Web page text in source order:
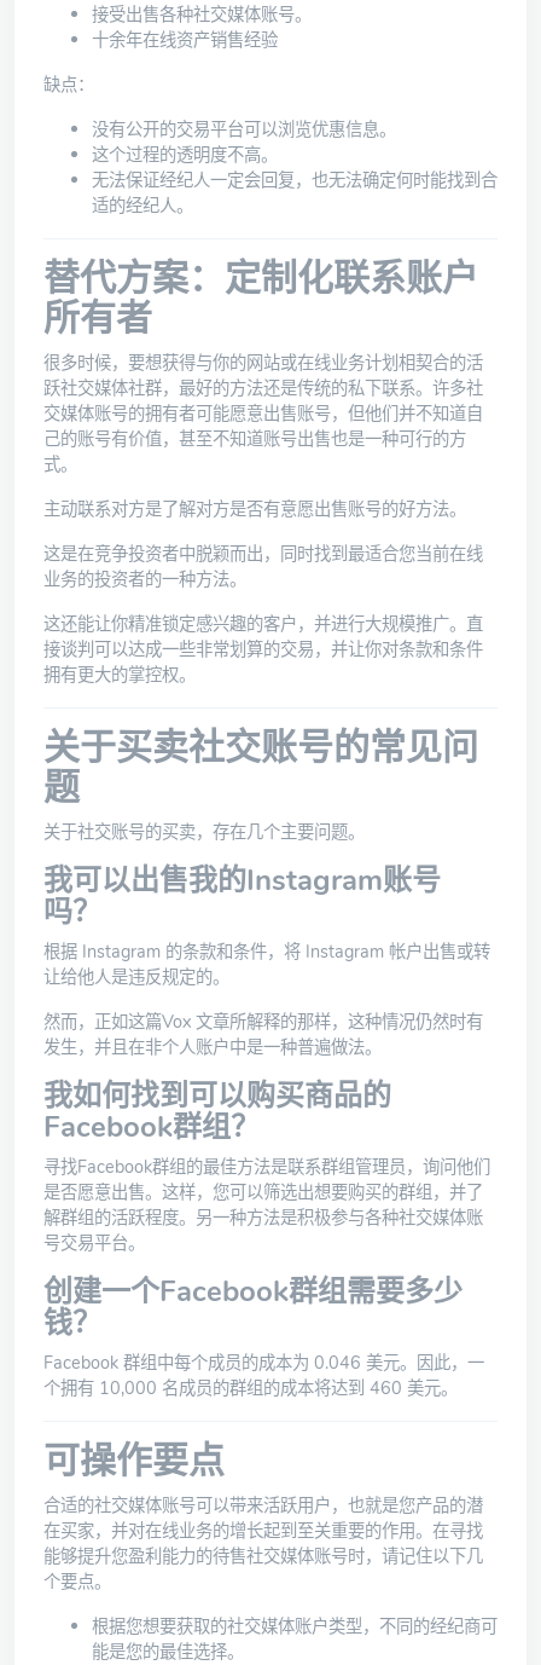
接受出售各种社交媒体账号。
十余年在线资产销售经验
缺点：
没有公开的交易平台可以浏览优惠信息。
这个过程的透明度不高。
无法保证经纪人一定会回复，也无法确定何时能找到合
适的经纪人。
替代方案：定制化联系账户
所有者
很多时候，要想获得与你的网站或在线业务计划相契合的活
跃社交媒体社群，最好的方法还是传统的私下联系。许多社
交媒体账号的拥有者可能愿意出售账号，但他们并不知道自
己的账号有价值，甚至不知道账号出售也是一种可行的方
式。
主动联系对方是了解对方是否有意愿出售账号的好方法。
这是在竞争投资者中脱颖而出，同时找到最适合您当前在线
业务的投资者的一种方法。
这还能让你精准锁定感兴趣的客户，并进行大规模推广。直
接谈判可以达成一些非常划算的交易，并让你对条款和条件
拥有更大的掌控权。
关于买卖社交账号的常见问
题
关于社交账号的买卖，存在几个主要问题。
我可以出售我的Instagram账号
吗？
根据 Instagram 的条款和条件，将 Instagram 帐户出售或转
让给他人是违反规定的。
然而，正如这篇Vox 文章所解释的那样，这种情况仍然时有
发生，并且在非个人账户中是一种普遍做法。
我如何找到可以购买商品的
Facebook群组？
寻找Facebook群组的最佳方法是联系群组管理员，询问他们
是否愿意出售。这样，您可以筛选出想要购买的群组，并了
解群组的活跃程度。另一种方法是积极参与各种社交媒体账
号交易平台。
创建一个Facebook群组需要多少
钱？
Facebook 群组中每个成员的成本为 0.046 美元。因此，一
个拥有 10,000 名成员的群组的成本将达到 460 美元。
可操作要点
合适的社交媒体账号可以带来活跃用户，也就是您产品的潜
在买家，并对在线业务的增长起到至关重要的作用。在寻找
能够提升您盈利能力的待售社交媒体账号时，请记住以下几
个要点。
根据您想要获取的社交媒体账户类型，不同的经纪商可
能是您的最佳选择。